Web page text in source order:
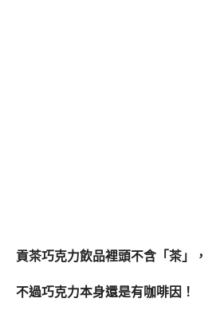
貢茶巧克力飲品裡頭不含「茶」，
不過巧克力本身還是有咖啡因！